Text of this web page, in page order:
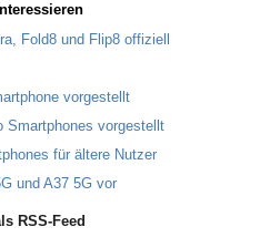
Fold8 und Flip8 offiziell
vorgestellt
Smartphones vorgestellt
für ältere Nutzer
und A37 5G vor
RSS-Feed